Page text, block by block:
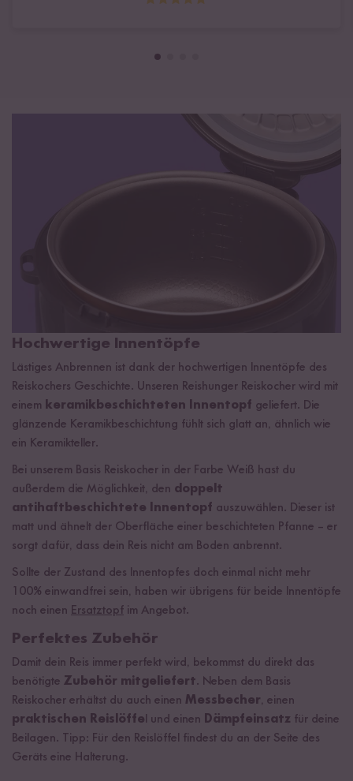
Hochwertige Innentöpfe
Lästiges Anbrennen ist dank der hochwertigen Innentöpfe des
Reiskochers Geschichte. Unseren Reishunger Reiskocher wird mit
einem keramikbeschichteten Innentopf geliefert. Die
glänzende Keramikbeschichtung fühlt sich glatt an, ähnlich wie
ein Keramikteller.
Bei unserem Basis Reiskocher in der Farbe Weiß hast du
außerdem die Möglichkeit, den doppelt
antihaftbeschichtete Innentopf auszuwählen. Dieser ist
matt und ähnelt der Oberfläche einer beschichteten Pfanne – er
sorgt dafür, dass dein Reis nicht am Boden anbrennt.
Sollte der Zustand des Innentopfes doch einmal nicht mehr
100% einwandfrei sein, haben wir übrigens für beide Innentöpfe
noch einen Ersatztopf im Angebot.
Perfektes Zubehör
Damit dein Reis immer perfekt wird, bekommst du direkt das
benötigte Zubehör mitgeliefert. Neben dem Basis
Reiskocher erhältst du auch einen Messbecher, einen
praktischen Reislöffel und einen Dämpfeinsatz für deine
Beilagen. Tipp: Für den Reislöffel findest du an der Seite des
Geräts eine Halterung.